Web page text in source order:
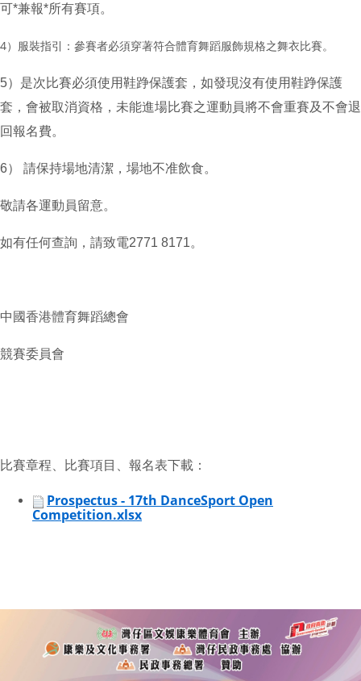
可*兼報*所有賽項。
4）服裝指引：參賽者必須穿著符合體育舞蹈服飾規格之舞衣比賽。
5）是次比賽必須使用鞋踭保護套，如發現沒有使用鞋踭保護
套，會被取消資格，未能進場比賽之運動員將不會重賽及不會退
回報名費。
6） 請保持場地清潔，場地不准飲食。
敬請各運動員留意。
如有任何查詢，請致電2771 8171。
中國香港體育舞蹈總會
競賽委員會
比賽章程、比賽項目、報名表下載：
Prospectus - 17th DanceSport Open
Competition.xlsx